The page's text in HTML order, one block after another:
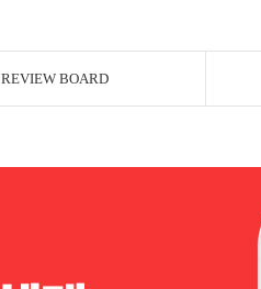
REVIEW BOARD